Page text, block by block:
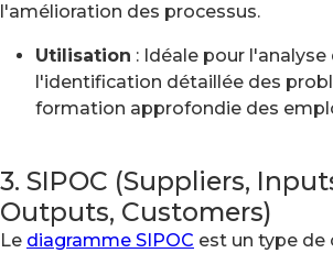
l'amélioration des processus.
Utilisation : Idéale pour
l'identification détaillée des
formation approfondie des
3. SIPOC (Suppliers,
Outputs, Customers)
Le diagramme SIPOC est un type de